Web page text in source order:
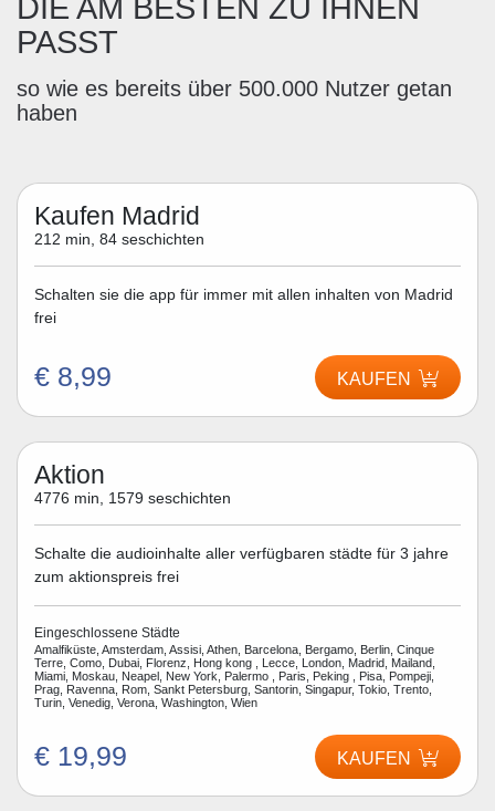
DIE AM BESTEN ZU IHNEN
PASST
so wie es bereits über 500.000 Nutzer getan
haben
Kaufen Madrid
212 min, 84 seschichten
Schalten sie die app für immer mit allen inhalten von Madrid
frei
€ 8,99 KAUFEN
Aktion
4776 min, 1579 seschichten
Schalte die audioinhalte aller verfügbaren städte für 3 jahre
zum aktionspreis frei
Eingeschlossene Städte
Amalfiküste, Amsterdam, Assisi, Athen, Barcelona, Bergamo, Berlin, Cinque
Terre, Como, Dubai, Florenz, Hong kong , Lecce, London, Madrid, Mailand,
Miami, Moskau, Neapel, New York, Palermo , Paris, Peking , Pisa, Pompeji,
Prag, Ravenna, Rom, Sankt Petersburg, Santorin, Singapur, Tokio, Trento,
Turin, Venedig, Verona, Washington, Wien
€ 19,99 KAUFEN